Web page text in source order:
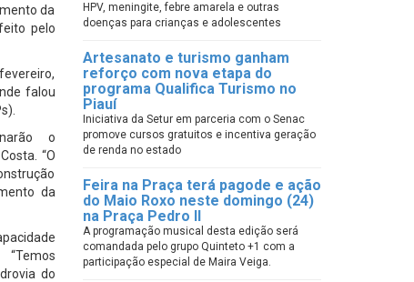
da
pelo
falou
o
“O
da
do
HPV, meningite, febre amarela e outras
doenças para crianças e adolescentes
Artesanato e turismo ganham
reforço com nova etapa do
programa Qualifica Turismo no
Piauí
Iniciativa da Setur em parceria com o Senac
promove cursos gratuitos e incentiva geração
de renda no estado
Feira na Praça terá pagode e ação
do Maio Roxo neste domingo (24)
na Praça Pedro II
A programação musical desta edição será
comandada pelo grupo Quinteto +1 com a
participação especial de Maira Veiga.